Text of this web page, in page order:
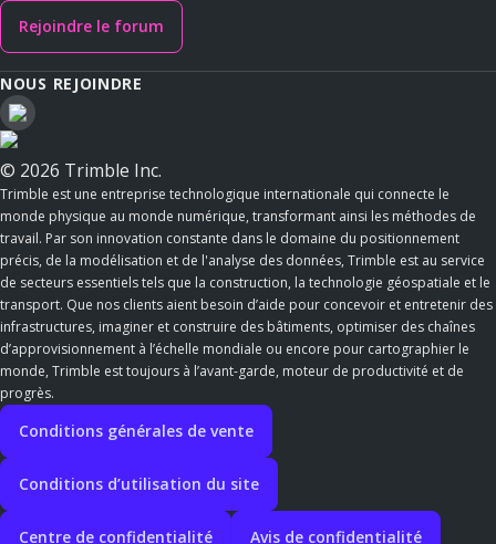
Rejoindre le forum
NOUS REJOINDRE
© 2026 Trimble Inc.
Trimble est une entreprise technologique internationale qui connecte le
monde physique au monde numérique, transformant ainsi les méthodes de
travail. Par son innovation constante dans le domaine du positionnement
précis, de la modélisation et de l'analyse des données, Trimble est au service
de secteurs essentiels tels que la construction, la technologie géospatiale et le
transport. Que nos clients aient besoin d’aide pour concevoir et entretenir des
infrastructures, imaginer et construire des bâtiments, optimiser des chaînes
d’approvisionnement à l’échelle mondiale ou encore pour cartographier le
monde, Trimble est toujours à l’avant-garde, moteur de productivité et de
progrès.
Conditions générales de vente
Conditions d’utilisation du site
Centre de confidentialité Avis de confidentialité